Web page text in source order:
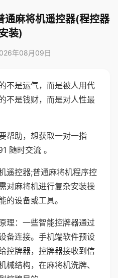
通麻将机遥控器(程控器
装)
年08月09日
不是运气，而是被人用代
不是钱财，而是对人性最
帮助，想获取一对一指
随时交流 。
遥控器;普通麻将机程序控
对麻将机进行复杂安装操
的设备或工具。
理：一些智能控牌器通过
备连接。手机端软件预设
控牌器，控牌器接收到信
械结构，在麻将机洗牌、